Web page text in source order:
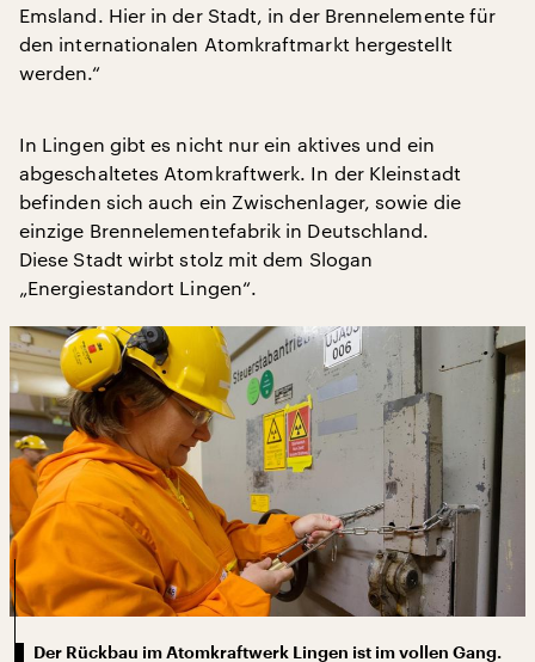
Emsland. Hier in der Stadt, in der Brennelemente für
den internationalen Atomkraftmarkt hergestellt
werden.“
In Lingen gibt es nicht nur ein aktives und ein
abgeschaltetes Atomkraftwerk. In der Kleinstadt
befinden sich auch ein Zwischenlager, sowie die
einzige Brennelementefabrik in Deutschland.
Diese Stadt wirbt stolz mit dem Slogan
„Energiestandort Lingen“.
Der Rückbau im Atomkraftwerk Lingen ist im vollen Gang.